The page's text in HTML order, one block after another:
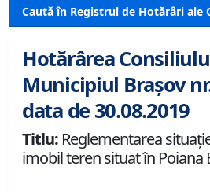
Caută în Registrul de Hotărâri ale
Hotărârea
Municipiul Brașov
data de 30.08.2019
Titlu: Reglementarea
imobil teren situat în Poiana